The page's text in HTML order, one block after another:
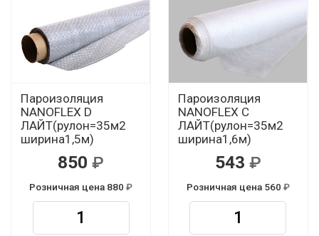
Пароизоляция
NANOFLEX D
ЛАЙТ(рулон=35м2
ширина1,5м)
850
Розничная цена 880
Пароизоляция
NANOFLEX С
ЛАЙТ(рулон=35м2
ширина1,6м)
543
Розничная цена 560